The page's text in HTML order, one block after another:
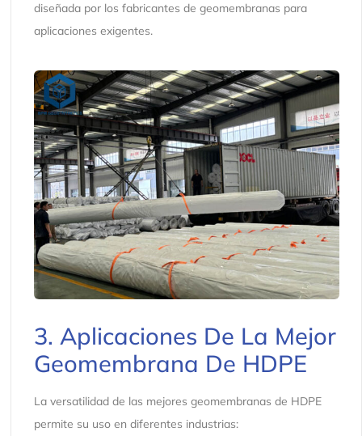
diseñada por los fabricantes de geomembranas para
aplicaciones exigentes.
3. Aplicaciones De La Mejor
Geomembrana De HDPE
La versatilidad de las mejores geomembranas de HDPE
permite su uso en diferentes industrias: